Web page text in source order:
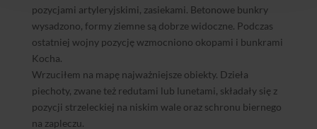
pozycjami artyleryjskimi, zasiekami. Betonowe bunkry
wysadzono, formy ziemne są dobrze widoczne. Podczas
ostatniej wojny pozycję wzmocniono okopami i bunkrami
Kocha.
Wrzuciłem na mapę najważniejsze obiekty. Dzieła
piechoty, zwane też redutami lub lunetami, składały się z
pozycji strzeleckiej na niskim wale oraz schronu biernego
na zapleczu.